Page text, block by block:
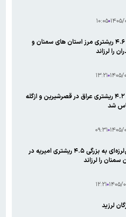
۰۵/۱۰ ۱۰:۰۵
زلزله ۴.۶ ریشتری مرز استان های سمنان و
را لرزاند
۰۵/۰۹ ۱۳:۲۱
زلزله ۴.۲ ریشتری عراق در قصرشیرین و ازگله
شد
۰۵/۰۹ ۰۹:۳۱
زمین‌لرزه‌ای به بزرگی ۴.۵ ریشتری امیریه در
سمنان را لرزاند
۰۵/۰۸ ۱۲:۲۱
لرزید